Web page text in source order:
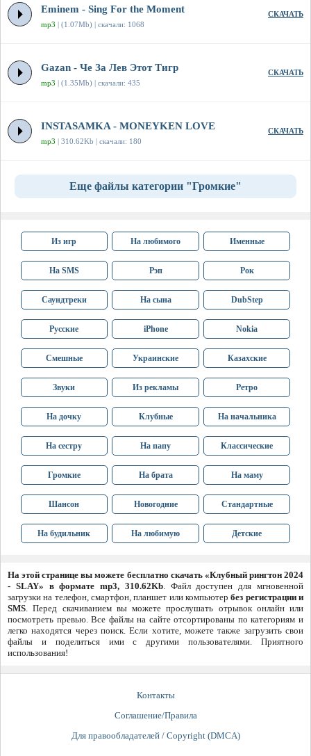
Eminem - Sing For the Moment
mp3 | (1.07Mb) | скачали: 1068
СКАЧАТЬ
Gazan - Че За Лев Этот Тигр
mp3 | (1.35Mb) | скачали: 435
СКАЧАТЬ
INSTASAMKA - MONEYKEN LOVE
mp3 | 310.62Kb | скачали: 180
СКАЧАТЬ
Еще файлы категории "Громкие"
Из игр На любимого Именные
На SMS Рэп Рок
Саундтреки На сына DubStep
Русские iPhone Nokia
Смешные Украинские Казахские
Звуки Из рекламы Ретро
На дочку Клубные На начальника
На сестру На папу Классические
Громкие На брата На маму
Шансон Новогодние Стандартные
На будильник На любимую Детские
На этой странице вы можете бесплатно скачать «Клубный рингтон 2024
- SLAY» в формате mp3, 310.62Kb. Файл доступен для мгновенной
загрузки на телефон, смартфон, планшет или компьютербез регистрации и
SMS. Перед скачиванием вы можете прослушать отрывок онлайн или
посмотреть превью. Все файлы на сайте отсортированы по категориям и
легко находятся через поиск. Если хотите, можете также загрузить свои
файлы и поделиться ими с другими пользователями. Приятного
использования!
Контакты
Соглашение/Правила
Для правообладателей / Copyright (DMCA)